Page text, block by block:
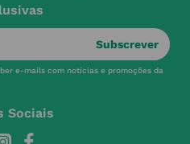
Subscrever
e-mails com notícias e promoções da
Sociais